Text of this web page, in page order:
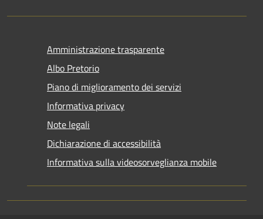
Amministrazione trasparente
Albo Pretorio
Piano di miglioramento dei servizi
Informativa privacy
Note legali
Dichiarazione di accessibilità
Informativa sulla videosorveglianza mobile